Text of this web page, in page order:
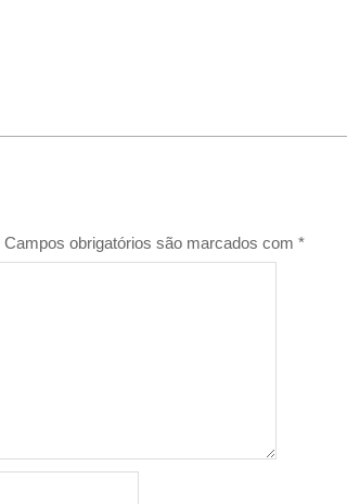
Campos obrigatórios são marcados com *